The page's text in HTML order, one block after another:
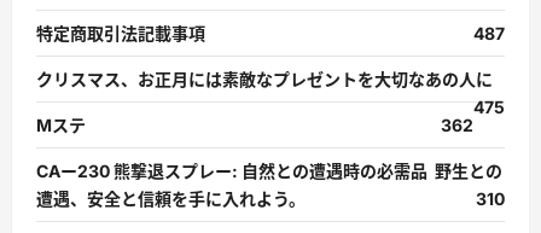
特定商取引法記載事項 487
クリスマス、お正月には素敵なプレゼントを大切なあの人に
475
Mステ
362
CAー230 熊撃退スプレー: 自然との遭遇時の必需品 野生との
遭遇、安全と信頼を手に入れよう。
310